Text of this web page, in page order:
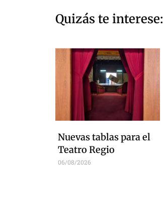
Quizás te interese:
Nuevas tablas para el
Teatro Regio
06/08/2026